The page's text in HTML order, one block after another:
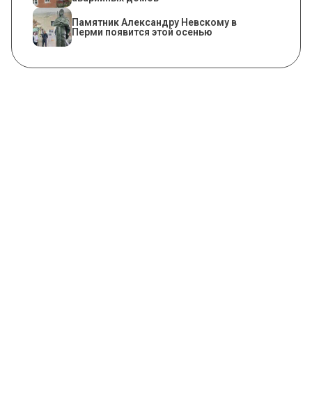
​Памятник Александру Невскому в
Перми появится этой осенью